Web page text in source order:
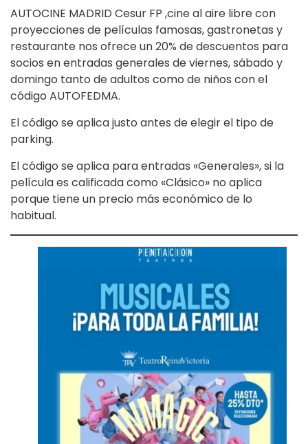
AUTOCINE MADRID Cesur FP ,cine al aire libre con
proyecciones de películas famosas, gastronetas y
restaurante nos ofrece un 20% de descuentos para
socios en entradas generales de viernes, sábado y
domingo tanto de adultos como de niños con el
código AUTOFEDMA.
El código se aplica justo antes de elegir el tipo de
parking.
El código se aplica para entradas «Generales», si la
película es calificada como «Clásico» no aplica
porque tiene un precio más económico de lo
habitual.